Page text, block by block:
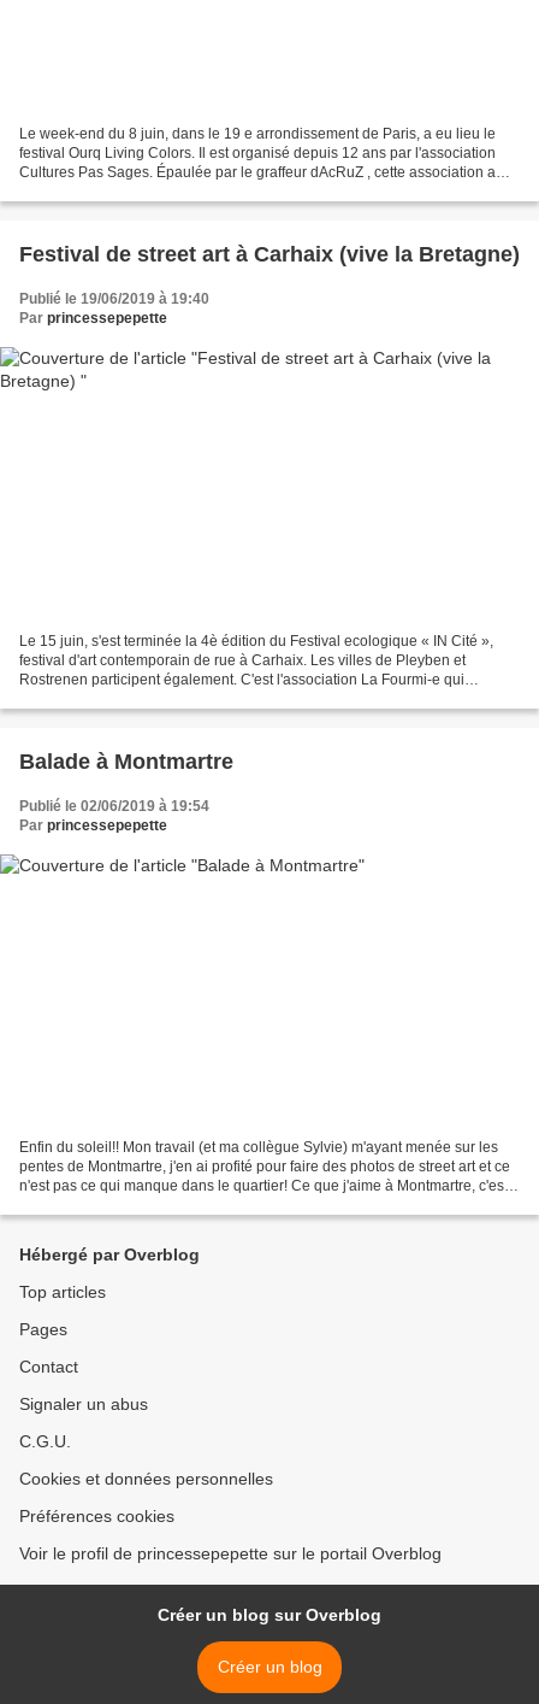
Le week-end du 8 juin, dans le 19 e arrondissement de Paris, a eu lieu le
festival Ourq Living Colors. Il est organisé depuis 12 ans par l'association
Cultures Pas Sages. Épaulée par le graffeur dAcRuZ , cette association a
Festival de street art à Carhaix (vive la Bretagne)
Publié le 19/06/2019 à 19:40
Par princessepepette
Le 15 juin, s'est terminée la 4è édition du Festival ecologique « IN Cité »,
festival d'art contemporain de rue à Carhaix. Les villes de Pleyben et
Rostrenen participent également. C'est l'association La Fourmi-e qui
Balade à Montmartre
Publié le 02/06/2019 à 19:54
Par princessepepette
Enfin du soleil!! Mon travail (et ma collègue Sylvie) m'ayant menée sur les
pentes de Montmartre, j'en ai profité pour faire des photos de street art et ce
n'est pas ce qui manque dans le quartier! Ce que j'aime à Montmartre, c'est
Hébergé par Overblog
Top articles
Pages
Contact
Signaler un abus
C.G.U.
Cookies et données personnelles
Préférences cookies
Voir le profil de princessepepette sur le portail Overblog
Créer un blog sur Overblog
Créer un blog